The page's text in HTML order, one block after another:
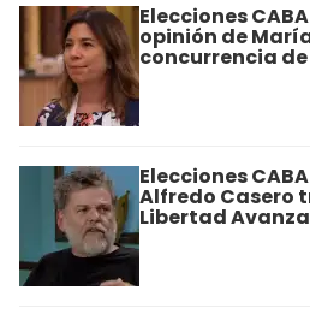
Elecciones
opinión de
concurrencia
Elecciones
Alfredo Casero
Libertad Avanza